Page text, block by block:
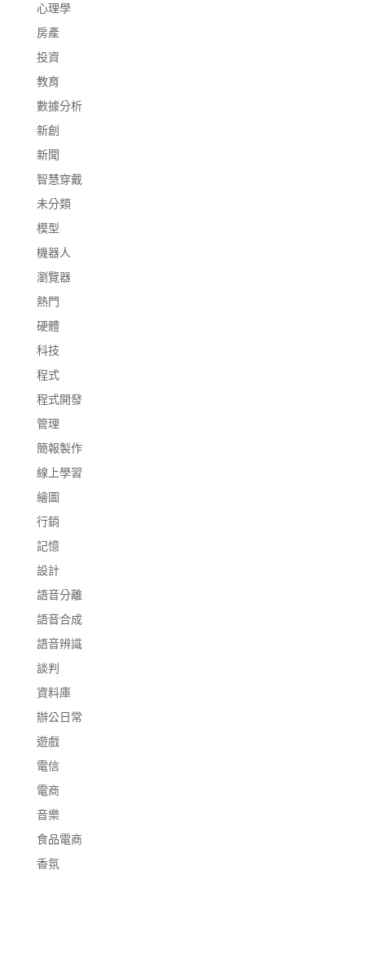
心理學
房產
投資
教育
數據分析
新創
新聞
智慧穿戴
未分類
模型
機器人
瀏覽器
熱門
硬體
科技
程式
程式開發
管理
簡報製作
線上學習
繪圖
行銷
記憶
設計
語音分離
語音合成
語音辨識
談判
資料庫
辦公日常
遊戲
電信
電商
音樂
食品電商
香氛